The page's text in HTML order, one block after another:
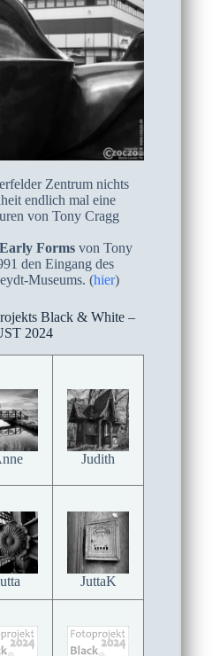
Zentrum nichts
endlich mal eine
von Tony Cragg
Early Forms von Tony
den Eingang des
Museums. (hier)
Black & White –
2024
Judith
JuttaK